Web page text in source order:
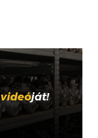
videóját!